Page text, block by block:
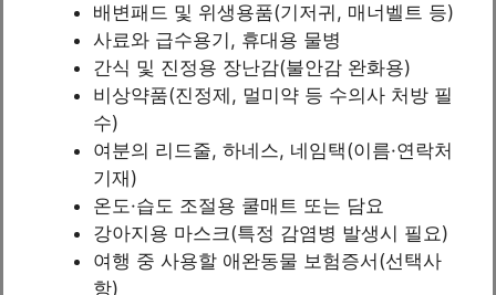
배변패드 및 위생용품(기저귀, 매너벨트 등)
사료와 급수용기, 휴대용 물병
간식 및 진정용 장난감(불안감 완화용)
비상약품(진정제, 멀미약 등 수의사 처방 필
수)
여분의 리드줄, 하네스, 네임택(이름·연락처
기재)
온도·습도 조절용 쿨매트 또는 담요
강아지용 마스크(특정 감염병 발생시 필요)
여행 중 사용할 애완동물 보험증서(선택사
항)